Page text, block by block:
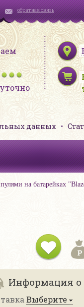
обратная связь
данных
на батарейках
Информация о
Выберите